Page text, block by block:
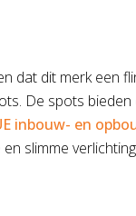
dat dit merk een
De spots
inbouw- en
slimme